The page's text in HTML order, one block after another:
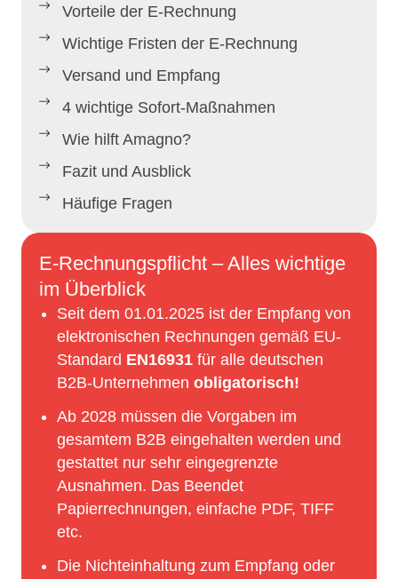
Vorteile der E-Rechnung
Wichtige Fristen der E-Rechnung
Versand und Empfang
4 wichtige Sofort-Maßnahmen
Wie hilft Amagno?
Fazit und Ausblick
Häufige Fragen
E-Rechnungspflicht – Alles wichtige
im Überblick
Seit dem 01.01.2025 ist der Empfang von
elektronischen Rechnungen gemäß EU-
Standard EN16931 für alle deutschen
B2B-Unternehmen obligatorisch!
Ab 2028 müssen die Vorgaben im
gesamtem B2B eingehalten werden und
gestattet nur sehr eingegrenzte
Ausnahmen. Das Beendet
Papierrechnungen, einfache PDF, TIFF
etc.
Die Nichteinhaltung zum Empfang oder